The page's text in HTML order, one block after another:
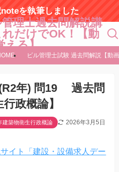
を執筆しました
理士過去問解説講
だけでOK！【動
える】
ビル管理士試験 過去問解説【動
年) 問19 過去問
政概論】
建築物衛生行政概論 2026年3月5日
イト「建設・設備求人デー